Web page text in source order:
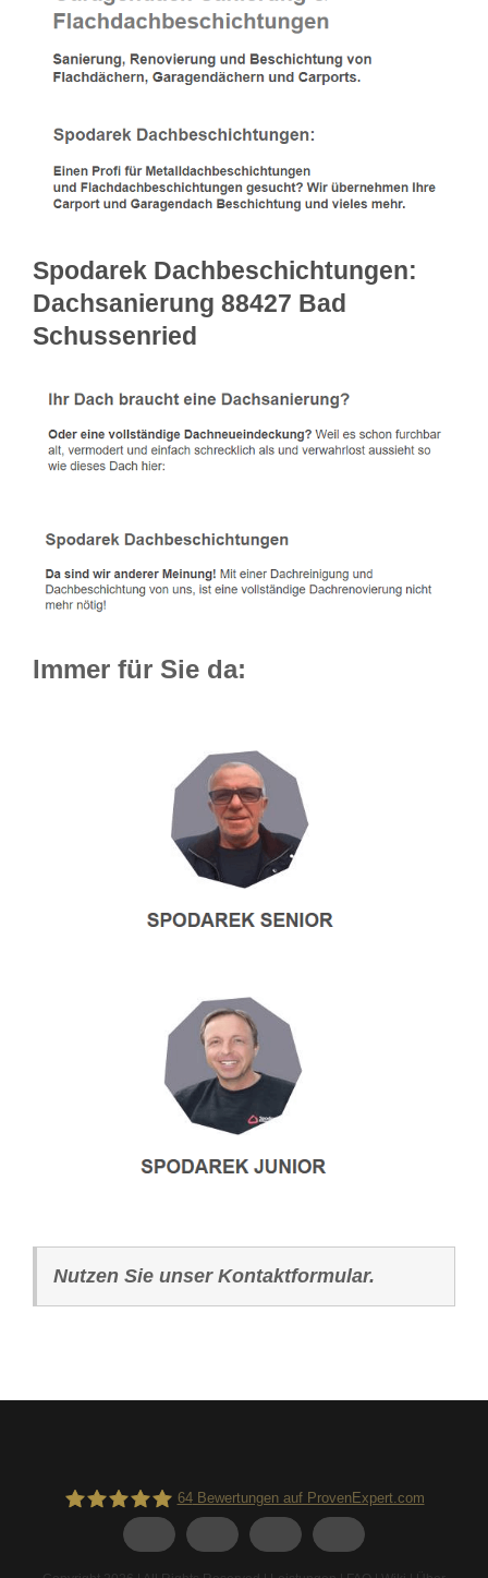
Spodarek Dachbeschichtungen:
Dachsanierung 88427 Bad
Schussenried
Immer für Sie da:
Nutzen Sie unser Kontaktformular.
64Bewertungen auf ProvenExpert.com